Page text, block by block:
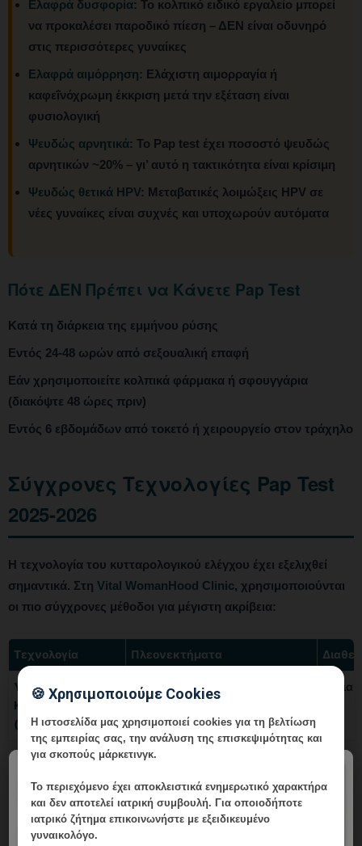
Ελαφρά δυσφορία: Το κολπικό ειδικό εργαλείο μπορεί
να προκαλέσει παροδικό πίεση – ΔΕΝ είναι οδυνηρό
στις περισσότερες γυναίκες
Ελαφρά αιμόρρηση: Ελάχιστη αιμορραγία ή
καφεΐνόχρωμη έκκριση μετά την εξέταση είναι
φυσιολογική
Ψευδώς αρνητικά: Το Pap test έχει ποσοστό ψευδώς
αρνητικών ~20% – γι’ αυτό η τακτικότητα είναι κρίσιμη
Ψευδώς θετικά HPV: Μεταβατικές λοιμώξεις HPV σε
νέες γυναίκες είναι συχνές και υποχωρούν αυτόματα
Πότε ΔΕΝ Πρέπει να Κάνετε Pap Test
Κατά τη διάρκεια της εμμήνου ρύσης
Εντός 24-48 ωρών από σεξουαλική επαφή
Εάν χρησιμοποιείτε κολπικά φάρμακα ή σφουγγάρια
(διακόψτε 48 ώρες πριν)
Εντός 6 εβδομάδων από τοκετό ή χειρουργείο στον τράχηλο
Σύγχρονες Τεχνολογίες Pap Test
2025-2026
Η τεχνολογία του κυτταρολογικού ελέγχου έχει εξελιχθεί
σημαντικά. Στη Vital WomanHood Clinic, χρησιμοποιούνται
οι πιο σύγχρονες μέθοδοι για μέγιστη ακρίβεια:
Τεχνολογία Πλεονεκτήματα
Υγρή
Κυτταρολογία
(LBC)
Καλύτερη ποιότητα δείγματος,
λιγότερα ανεπαρκή δείγματα
✅
HPV Γονοτύπηση
Ανίχνευση συγκεκριμένου HPV
✅
υποβοηθούμενη
Τεχνητή νοημοσύνη βοηθά στην
ανίχνευση ανώμαλων κυττάρων
🍪 Χρησιμοποιούμε Cookies
Η ιστοσελίδα μας χρησιμοποιεί cookies για τη βελτίωση
της εμπειρίας σας, την ανάλυση της επισκεψιμότητας και
για σκοπούς μάρκετινγκ.
Το περιεχόμενο έχειαποκλειστικά ενημερωτικό χαρακτήρα
και δεν αποτελεί ιατρική συμβουλή. Για οποιοδήποτε
ιατρικό ζήτημα επικοινωνήστε με εξειδικευμένο
γυναικολόγο.